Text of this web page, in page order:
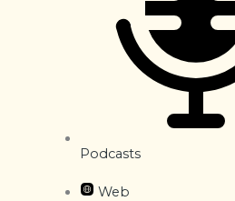
Podcasts
Web